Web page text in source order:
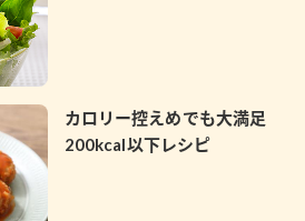
カロリー控えめでも大満足
200kcal以下レシピ